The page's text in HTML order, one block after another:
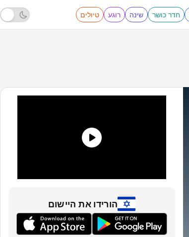
חדר כושר שינה רוגע טיולים
הורידו את היישום